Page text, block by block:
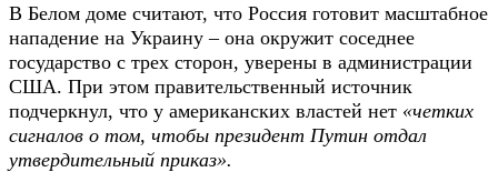
В Белом доме считают, что Россия готовит масштабное
нападение на Украину – она окружит соседнее
государство с трех сторон, уверены в администрации
США. При этом правительственный источник
подчеркнул, что у американских властей нет «четких
сигналов о том, чтобы президент Путин отдал
утвердительный приказ».